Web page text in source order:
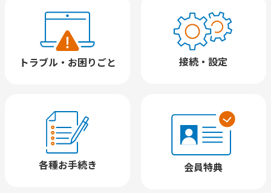
トラブル・ お困りごと 接続・設定
各種お手続き 会員特典